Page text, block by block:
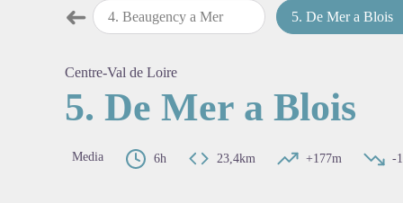
➜Passo precedente
4. Beaugency a Mer 5.De Mer a Blois
Centre-Val de Loire
5. De Mer a Blois
Media 6h 23,4km +177m -